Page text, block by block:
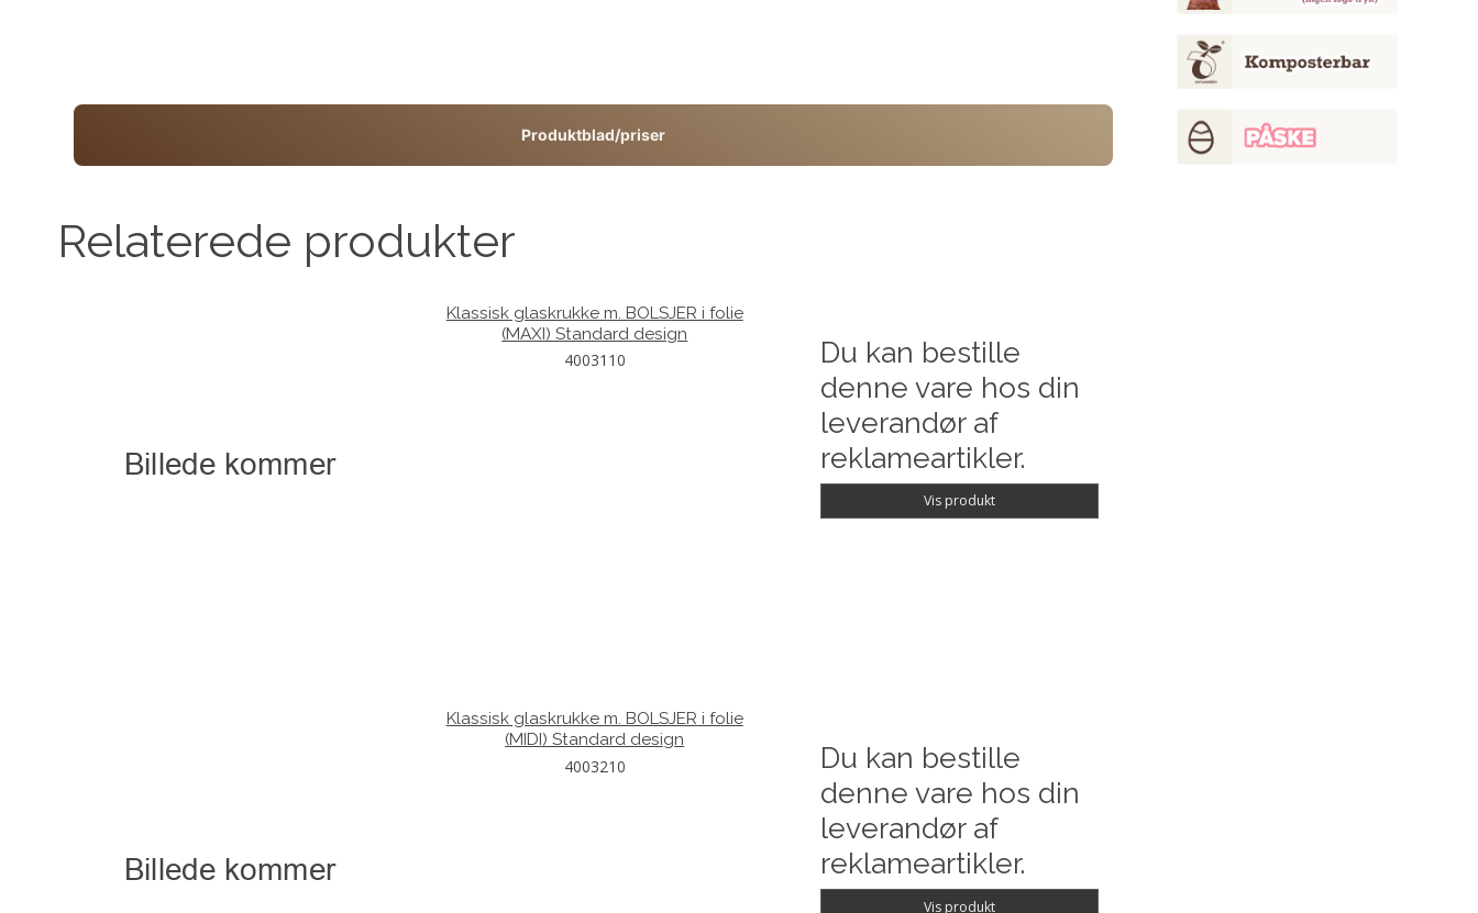
Produktblad/priser
Relaterede produkter
Klassisk glaskrukke m. BOLSJER i folie
(MAXI) Standard design
4003110
Du kan bestille
denne vare hos din
leverandør af
reklameartikler.
Vis produkt
Klassisk glaskrukke m. BOLSJER i folie
(MIDI) Standard design
4003210
Du kan bestille
denne vare hos din
leverandør af
reklameartikler.
Vis produkt